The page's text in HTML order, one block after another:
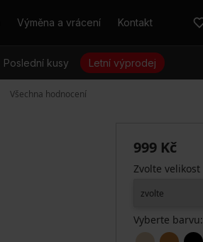
Výměna a vrácení Kontakt
Poslední kusy Letní výprodej
Všechna hodnocení
999 Kč
Zvolte velikost
Vyberte barvu: